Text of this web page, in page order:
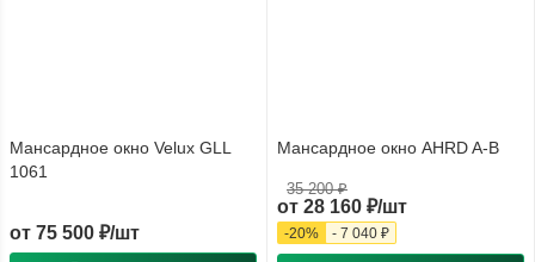
Мансардное окно Velux GLL
1061
от 75 500 ₽/шт
Мансардное окно AHRD A-B
от 28 160 ₽/шт
35 200 ₽
-20% - 7 040 ₽